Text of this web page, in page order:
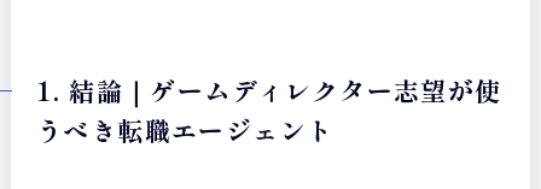
1. 結論｜ゲームディレクター志望が使
うべき転職エージェント